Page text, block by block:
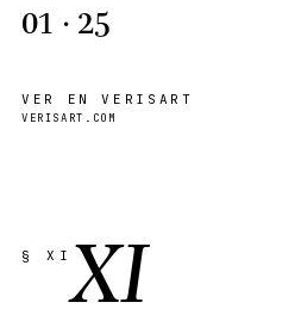
01 · 25
VER EN VERISART
VERISART.COM
§ XI XI